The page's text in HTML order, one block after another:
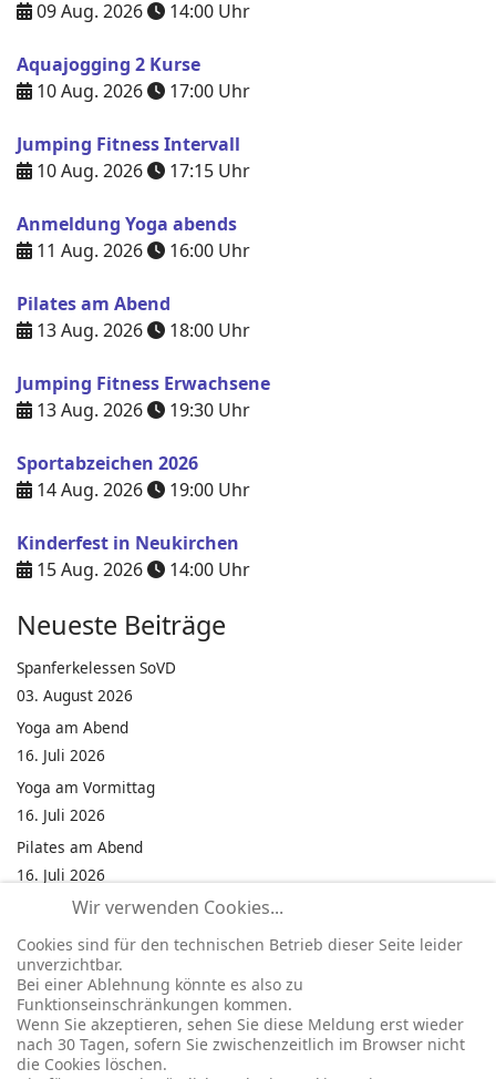
09 Aug. 2026
14:00 Uhr
Aquajogging 2 Kurse
10 Aug. 2026
17:00 Uhr
Jumping Fitness Intervall
10 Aug. 2026
17:15 Uhr
Anmeldung Yoga abends
11 Aug. 2026
16:00 Uhr
Pilates am Abend
13 Aug. 2026
18:00 Uhr
Jumping Fitness Erwachsene
13 Aug. 2026
19:30 Uhr
Sportabzeichen 2026
14 Aug. 2026
19:00 Uhr
Kinderfest in Neukirchen
15 Aug. 2026
14:00 Uhr
Neueste Beiträge
Spanferkelessen SoVD
03. August 2026
Yoga am Abend
16. Juli 2026
Yoga am Vormittag
16. Juli 2026
Pilates am Abend
16. Juli 2026
Jumping Fitness Intervall
16. Juli 2026
Jumping Fitness Erwachsene
16. Juli 2026
Kinderfest in Neukirchen
16. Juli 2026
Wir verwenden Cookies...
Cookies sind für den technischen Betrieb dieser Seite leider
unverzichtbar.
Bei einer Ablehnung könnte es also zu
Funktionseinschränkungen kommen.
Wenn Sie akzeptieren, sehen Sie diese Meldung erst wieder
nach 30 Tagen, sofern Sie zwischenzeitlich im Browser nicht
die Cookies löschen.